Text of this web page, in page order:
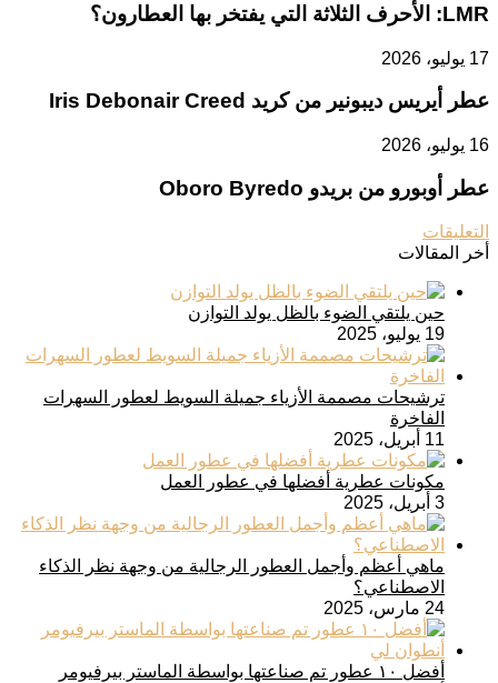
LMR: الأحرف الثلاثة التي يفتخر بها العطارون؟
17 يوليو، 2026
عطر أيريس ديبونير من كريد Iris Debonair Creed
16 يوليو، 2026
عطر أوبورو من بريدو Oboro Byredo
التعليقات
أخر المقالات
حين يلتقي الضوء بالظل يولد التوازن
19 يوليو، 2025
ترشيحات مصممة الأزياء جميلة السويط لعطور السهرات
الفاخرة
11 أبريل، 2025
مكونات عطرية أفضلها في عطور العمل
3 أبريل، 2025
ماهي أعظم وأجمل العطور الرجالية من وجهة نظر الذكاء
الاصطناعي؟
24 مارس، 2025
أفضل ١٠ عطور تم صناعتها بواسطة الماستر بيرفيومر